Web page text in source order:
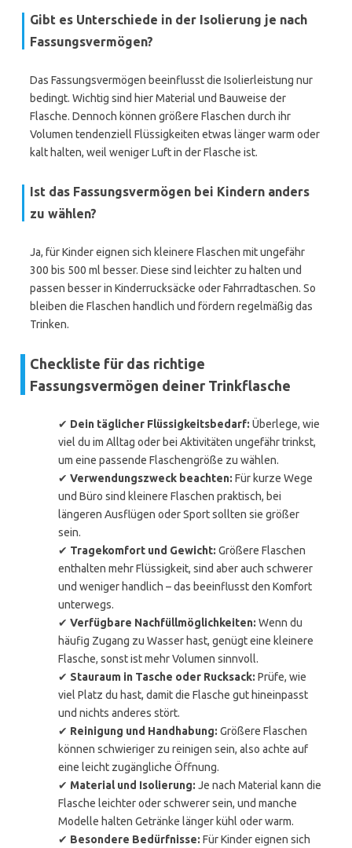
Gibt es Unterschiede in der Isolierung je nach
Fassungsvermögen?
Das Fassungsvermögen beeinflusst die Isolierleistung nur
bedingt. Wichtig sind hier Material und Bauweise der
Flasche. Dennoch können größere Flaschen durch ihr
Volumen tendenziell Flüssigkeiten etwas länger warm oder
kalt halten, weil weniger Luft in der Flasche ist.
Ist das Fassungsvermögen bei Kindern anders
zu wählen?
Ja, für Kinder eignen sich kleinere Flaschen mit ungefähr
300 bis 500 ml besser. Diese sind leichter zu halten und
passen besser in Kinderrucksäcke oder Fahrradtaschen. So
bleiben die Flaschen handlich und fördern regelmäßig das
Trinken.
Checkliste für das richtige
Fassungsvermögen deiner Trinkflasche
✔ Dein täglicher Flüssigkeitsbedarf: Überlege, wie
viel du im Alltag oder bei Aktivitäten ungefähr trinkst,
um eine passende Flaschengröße zu wählen.
✔ Verwendungszweck beachten: Für kurze Wege
und Büro sind kleinere Flaschen praktisch, bei
längeren Ausflügen oder Sport sollten sie größer
sein.
✔ Tragekomfort und Gewicht: Größere Flaschen
enthalten mehr Flüssigkeit, sind aber auch schwerer
und weniger handlich – das beeinflusst den Komfort
unterwegs.
✔ Verfügbare Nachfüllmöglichkeiten: Wenn du
häufig Zugang zu Wasser hast, genügt eine kleinere
Flasche, sonst ist mehr Volumen sinnvoll.
✔ Stauraum in Tasche oder Rucksack: Prüfe, wie
viel Platz du hast, damit die Flasche gut hineinpasst
und nichts anderes stört.
✔ Reinigung und Handhabung: Größere Flaschen
können schwieriger zu reinigen sein, also achte auf
eine leicht zugängliche Öffnung.
✔ Material und Isolierung: Je nach Material kann die
Flasche leichter oder schwerer sein, und manche
Modelle halten Getränke länger kühl oder warm.
✔ Besondere Bedürfnisse: Für Kinder eignen sich